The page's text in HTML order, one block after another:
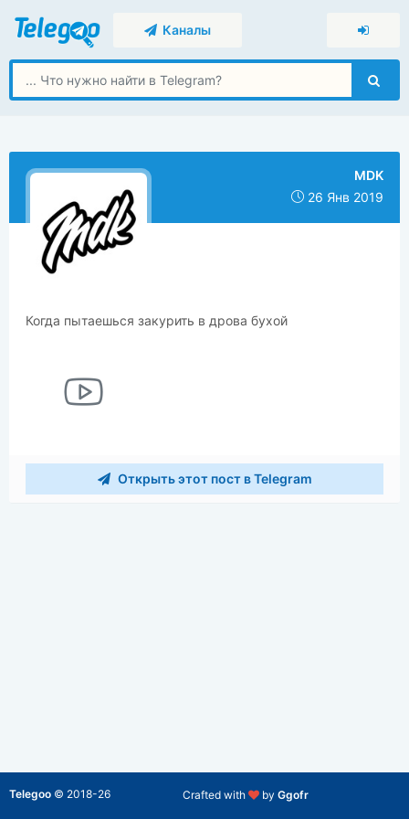
Каналы
MDK
26 Янв 2019
Когда пытаешься закурить в дрова бухой
Открыть этот пост в Telegram
Crafted with by Ggofr
Telegoo © 2018-26